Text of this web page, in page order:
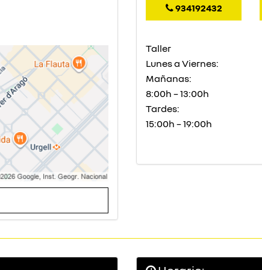
934192432
Taller
Lunes a Viernes:
Mañanas:
8:00h – 13:00h
Tardes:
15:00h – 19:00h